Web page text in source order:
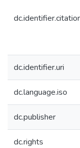
dc.identifier.uri
dc.language.iso
dc.publisher
dc.rights